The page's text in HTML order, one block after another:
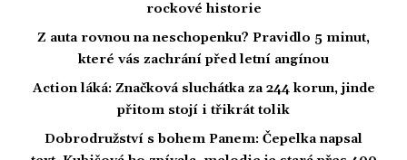
rockové historie
Z auta rovnou na neschopenku? Pravidlo 5 minut,
které vás zachrání před letní angínou
Action láká: Značková sluchátka za 244 korun, jinde
přitom stojí i třikrát tolik
Dobrodružství s bohem Panem: Čepelka napsal